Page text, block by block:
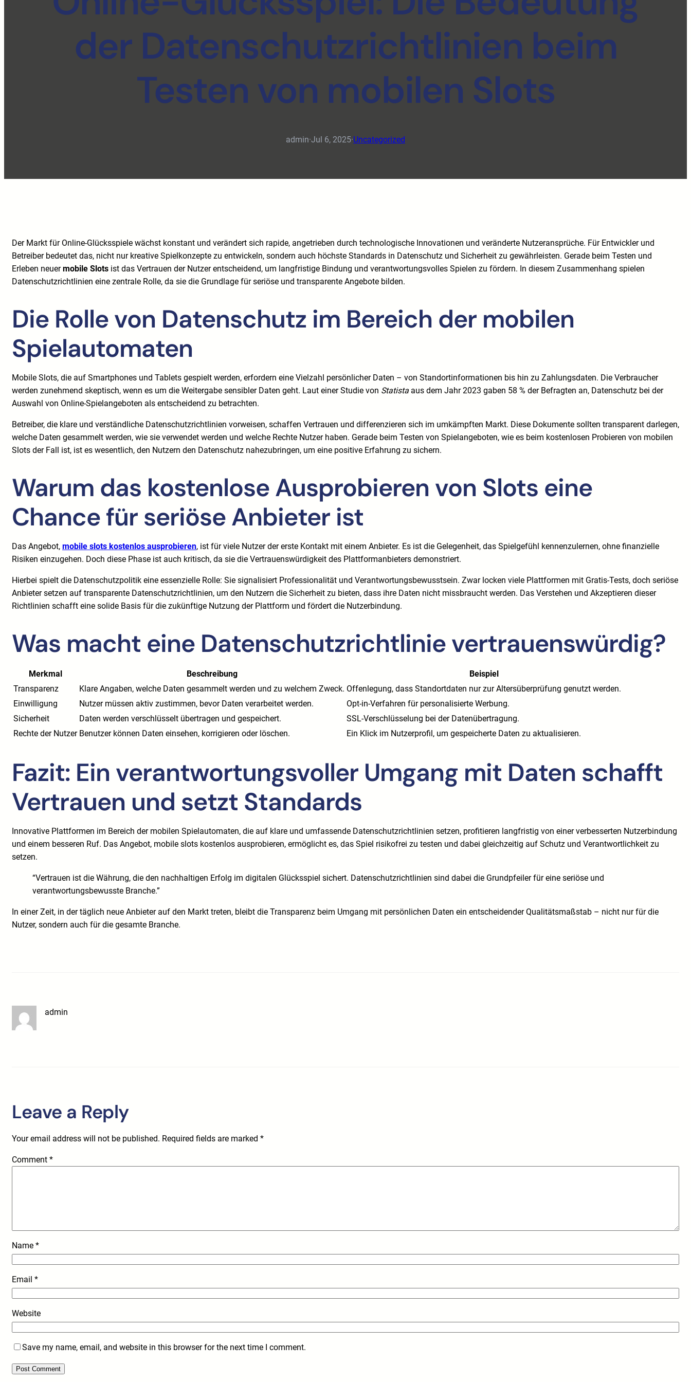
der Datenschutzrichtlinien beim
Testen von mobilen Slots
admin·Jul 6, 2025·Uncategorized
Der Markt für Online-Glücksspiele wächst konstant und verändert sich rapide, angetrieben durch technologische Innovationen und veränderte Nutzeransprüche. Für Entwickler und
Betreiber bedeutet das, nicht nur kreative Spielkonzepte zu entwickeln, sondern auch höchste Standards in Datenschutz und Sicherheit zu gewährleisten. Gerade beim Testen und
Erleben neuermobile Slots ist das Vertrauen der Nutzer entscheidend, um langfristige Bindung und verantwortungsvolles Spielen zu fördern. In diesem Zusammenhang spielen
Datenschutzrichtlinien eine zentrale Rolle, da sie die Grundlage für seriöse und transparente Angebote bilden.
Die Rolle von Datenschutz im Bereich der mobilen
Spielautomaten
Mobile Slots, die auf Smartphones und Tablets gespielt werden, erfordern eine Vielzahl persönlicher Daten – von Standortinformationen bis hin zu Zahlungsdaten. Die Verbraucher
werden zunehmend skeptisch, wenn es um die Weitergabe sensibler Daten geht. Laut einer Studie von Statista aus dem Jahr 2023 gaben 58 % der Befragten an, Datenschutz bei der
Auswahl von Online-Spielangeboten als entscheidend zu betrachten.
Betreiber, die klare und verständliche Datenschutzrichtlinien vorweisen, schaffen Vertrauen und differenzieren sich im umkämpften Markt. Diese Dokumente sollten transparent darlegen,
welche Daten gesammelt werden, wie sie verwendet werden und welche Rechte Nutzer haben. Gerade beim Testen von Spielangeboten, wie es beim kostenlosen Probieren von mobilen
Slots der Fall ist, ist es wesentlich, den Nutzern den Datenschutz nahezubringen, um eine positive Erfahrung zu sichern.
Warum das kostenlose Ausprobieren von Slots eine
Chance für seriöse Anbieter ist
Das Angebot, mobile slots kostenlos ausprobieren, ist für viele Nutzer der erste Kontakt mit einem Anbieter. Es ist die Gelegenheit, das Spielgefühl kennenzulernen, ohne finanzielle
Risiken einzugehen. Doch diese Phase ist auch kritisch, da sie die Vertrauenswürdigkeit des Plattformanbieters demonstriert.
Hierbei spielt die Datenschutzpolitik eine essenzielle Rolle: Sie signalisiert Professionalität und Verantwortungsbewusstsein. Zwar locken viele Plattformen mit Gratis-Tests, doch seriöse
Anbieter setzen auf transparente Datenschutzrichtlinien, um den Nutzern die Sicherheit zu bieten, dass ihre Daten nicht missbraucht werden. Das Verstehen und Akzeptieren dieser
Richtlinien schafft eine solide Basis für die zukünftige Nutzung der Plattform und fördert die Nutzerbindung.
Was macht eine Datenschutzrichtlinie vertrauenswürdig?
Merkmal Beschreibung
Beispiel
Transparenz
Klare Angaben, welche Daten gesammelt werden und zu welchem Zweck. Offenlegung, dass Standortdaten nur zur Altersüberprüfung genutzt werden.
Einwilligung
Nutzer müssen aktiv zustimmen, bevor Daten verarbeitet werden.
Opt-in-Verfahren für personalisierte Werbung.
Sicherheit
Daten werden verschlüsselt übertragen und gespeichert.
SSL-Verschlüsselung bei der Datenübertragung.
Rechte der Nutzer Benutzer können Daten einsehen, korrigieren oder löschen. Ein Klick im Nutzerprofil, um gespeicherte Daten zu aktualisieren.
Fazit: Ein verantwortungsvoller Umgang mit Daten schafft
Vertrauen und setzt Standards
Innovative Plattformen im Bereich der mobilen Spielautomaten, die auf klare und umfassende Datenschutzrichtlinien setzen, profitieren langfristig von einer verbesserten Nutzerbindung
und einem besseren Ruf. Das Angebot, mobile slots kostenlos ausprobieren, ermöglicht es, das Spiel risikofrei zu testen und dabei gleichzeitig auf Schutz und Verantwortlichkeit zu
setzen.
“Vertrauen ist die Währung, die den nachhaltigen Erfolg im digitalen Glücksspiel sichert. Datenschutzrichtlinien sind dabei die Grundpfeiler für eine seriöse und
verantwortungsbewusste Branche.”
In einer Zeit, in der täglich neue Anbieter auf den Markt treten, bleibt die Transparenz beim Umgang mit persönlichen Daten ein entscheidender Qualitätsmaßstab – nicht nur für die
Nutzer, sondern auch für die gesamte Branche.
admin
Leave a Reply
Your email address will not be published. Required fields are marked *
Comment *
Name *
Email *
Website
Save my name, email, and website in this browser for the next time I comment.